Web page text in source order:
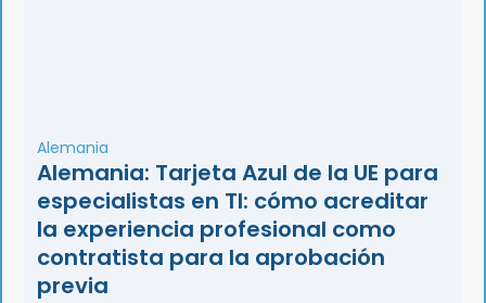
Alemania
Alemania: Tarjeta Azul de la UE para
especialistas en TI: cómo acreditar
la experiencia profesional como
contratista para la aprobación
previa